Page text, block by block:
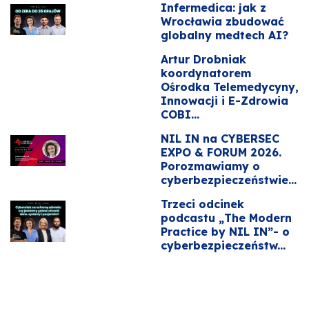
Infermedica: jak z
Wrocławia zbudować
globalny medtech AI?
Artur Drobniak
koordynatorem
Ośrodka Telemedycyny,
Innowacji i E-Zdrowia
COBI...
NIL IN na CYBERSEC
EXPO & FORUM 2026.
Porozmawiamy o
cyberbezpieczeństwie...
Trzeci odcinek
podcastu „The Modern
Practice by NIL IN”- o
cyberbezpieczeństw...